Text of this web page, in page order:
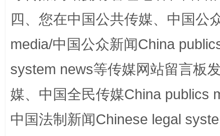
站台名比不上好声名
四、您在中国公共传媒、中国公
media/中国公众新闻China
system news等传媒网站留言板
媒、中国全民传媒China publics
中国法制新闻Chinese legal